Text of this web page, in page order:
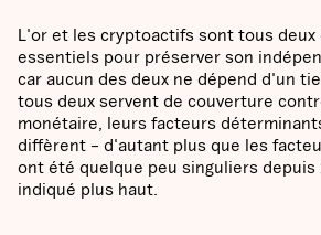
L'or et les cryptoactifs sont tous deux
essentiels pour préserver son
car aucun des deux ne dépend d'un
tous deux servent de couverture
monétaire, leurs facteurs
diffèrent – d'autant plus que les
ont été quelque peu singuliers depuis
indiqué plus haut.